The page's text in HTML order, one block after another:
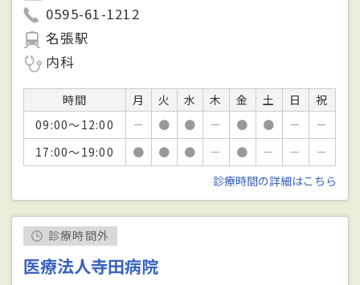
0595-61-1212
名張駅
内科
時間 月 火 水 木 金 土 日
祝
09:00～12:00
－ ● ● － ● ● －
－
17:00～19:00
● ● ● － ● － －
－
診療時間の詳細はこちら
診療時間外
医療法人寺田病院